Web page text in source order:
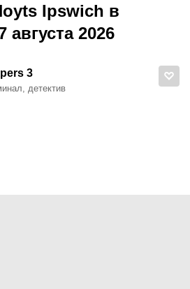
Ipswich в
августа 2026
3
детектив